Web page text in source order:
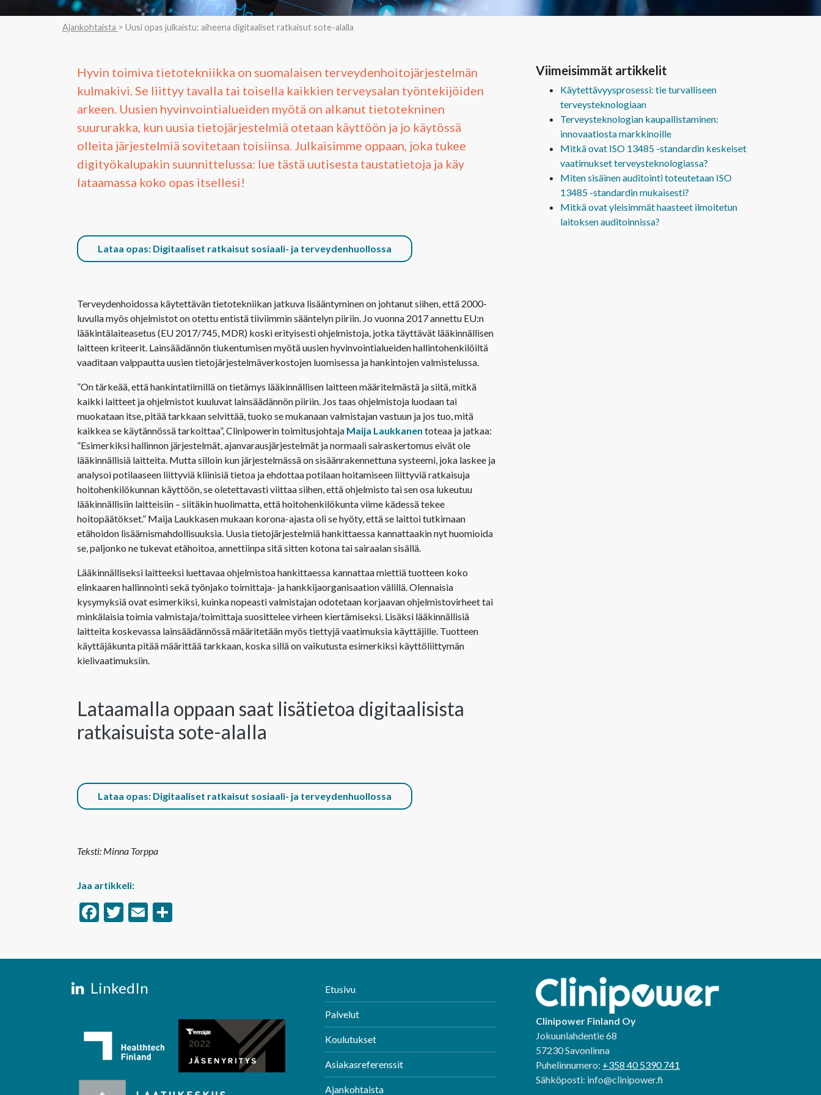
Ajankohtaista > Uusi opas julkaistu: aiheena digitaaliset ratkaisut sote-alalla
Hyvin toimiva tietotekniikka on suomalaisen terveydenhoitojärjestelmän
kulmakivi. Se liittyy tavalla tai toisella kaikkien terveysalan työntekijöiden
arkeen. Uusien hyvinvointialueiden myötä on alkanut tietotekninen
suururakka, kun uusia tietojärjestelmiä otetaan käyttöön ja jo käytössä
olleita järjestelmiä sovitetaan toisiinsa. Julkaisimme oppaan, joka tukee
digityökalupakin suunnittelussa: lue tästä uutisesta taustatietoja ja käy
lataamassa koko opas itsellesi!
Lataa opas: Digitaaliset ratkaisut sosiaali- ja terveydenhuollossa
Terveydenhoidossa käytettävän tietotekniikan jatkuva lisääntyminen on johtanut siihen, että 2000-
luvulla myös ohjelmistot on otettu entistä tiiviimmin sääntelyn piiriin. Jo vuonna 2017 annettu EU:n
lääkintälaiteasetus (EU 2017/745, MDR) koski erityisesti ohjelmistoja, jotka täyttävät lääkinnällisen
laitteen kriteerit. Lainsäädännön tiukentumisen myötä uusien hyvinvointialueiden hallintohenkilöiltä
vaaditaan valppautta uusien tietojärjestelmäverkostojen luomisessa ja hankintojen valmistelussa.
”On tärkeää, että hankintatiimillä on tietämys lääkinnällisen laitteen määritelmästä ja siitä, mitkä
kaikki laitteet ja ohjelmistot kuuluvat lainsäädännön piiriin. Jos taas ohjelmistoja luodaan tai
muokataan itse, pitää tarkkaan selvittää, tuoko se mukanaan valmistajan vastuun ja jos tuo, mitä
kaikkea se käytännössä tarkoittaa”, Clinipowerin toimitusjohtaja Maija Laukkanen toteaa ja jatkaa:
”Esimerkiksi hallinnon järjestelmät, ajanvarausjärjestelmät ja normaali sairaskertomus eivät ole
lääkinnällisiä laitteita. Mutta silloin kun järjestelmässä on sisäänrakennettuna systeemi, joka laskee ja
analysoi potilaaseen liittyviä kliinisiä tietoa ja ehdottaa potilaan hoitamiseen liittyviä ratkaisuja
hoitohenkilökunnan käyttöön, se oletettavasti viittaa siihen, että ohjelmisto tai sen osa lukeutuu
lääkinnällisiin laitteisiin – siitäkin huolimatta, että hoitohenkilökunta viime kädessä tekee
hoitopäätökset.” Maija Laukkasen mukaan korona-ajasta oli se hyöty, että se laittoi tutkimaan
etähoidon lisäämismahdollisuuksia. Uusia tietojärjestelmiä hankittaessa kannattaakin nyt huomioida
se, paljonko ne tukevat etähoitoa, annettiinpa sitä sitten kotona tai sairaalan sisällä.
Lääkinnälliseksi laitteeksi luettavaa ohjelmistoa hankittaessa kannattaa miettiä tuotteen koko
elinkaaren hallinnointi sekä työnjako toimittaja- ja hankkijaorganisaation välillä. Olennaisia
kysymyksiä ovat esimerkiksi, kuinka nopeasti valmistajan odotetaan korjaavan ohjelmistovirheet tai
minkälaisia toimia valmistaja/toimittaja suosittelee virheen kiertämiseksi. Lisäksi lääkinnällisiä
laitteita koskevassa lainsäädännössä määritetään myös tiettyjä vaatimuksia käyttäjille. Tuotteen
käyttäjäkunta pitää määrittää tarkkaan, koska sillä on vaikutusta esimerkiksi käyttöliittymän
kielivaatimuksiin.
Lataamalla oppaan saat lisätietoa digitaalisista
ratkaisuista sote-alalla
Lataa opas: Digitaaliset ratkaisut sosiaali- ja terveydenhuollossa
Teksti: Minna Torppa
Jaa artikkeli:
Facebook
Twitter
Email
Viimeisimmät artikkelit
Käytettävyysprosessi: tie turvalliseen
terveysteknologiaan
Terveysteknologian kaupallistaminen:
innovaatiosta markkinoille
Mitkä ovat ISO 13485 -standardin keskeiset
vaatimukset terveysteknologiassa?
Miten sisäinen auditointi toteutetaan ISO
13485 -standardin mukaisesti?
Mitkä ovat yleisimmät haasteet ilmoitetun
laitoksen auditoinnissa?
LinkedIn Etusivu
Palvelut
Koulutukset
Asiakasreferenssit
Ajankohtaista
Clinipower Finland Oy
Jokuunlahdentie 68
57230 Savonlinna
Puhelinnumero: +358 40 5390 741
Sähköposti: info@clinipower.fi